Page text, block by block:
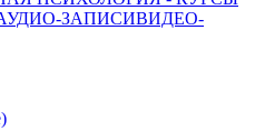
ЗАПИСИВИДЕО-